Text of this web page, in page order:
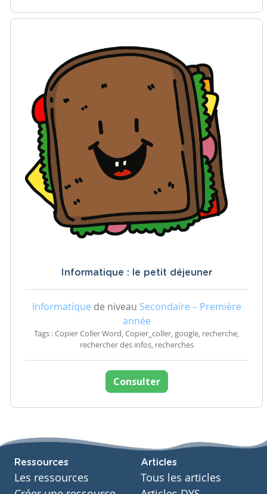
Informatique : le petit déjeuner
Informatique de niveau Secondaire – Première
année
Tags : Copier Coller Word, Copier_coller, google, recherche,
rechercher des infos, recherches
Consulter
Ressources
Les ressources
Articles
Tous les articles